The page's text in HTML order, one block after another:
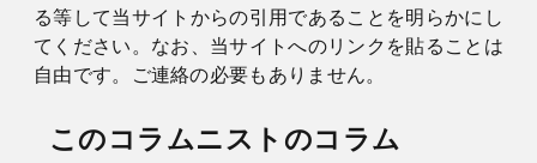
る等して当サイトからの引用であることを明らかにし
てください。なお、当サイトへのリンクを貼ることは
自由です。ご連絡の必要もありません。
このコラムニストのコラム